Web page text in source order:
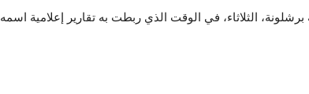
الثلاثاء، في الوقت الذي ربطت به تقارير إعلامية اسمه